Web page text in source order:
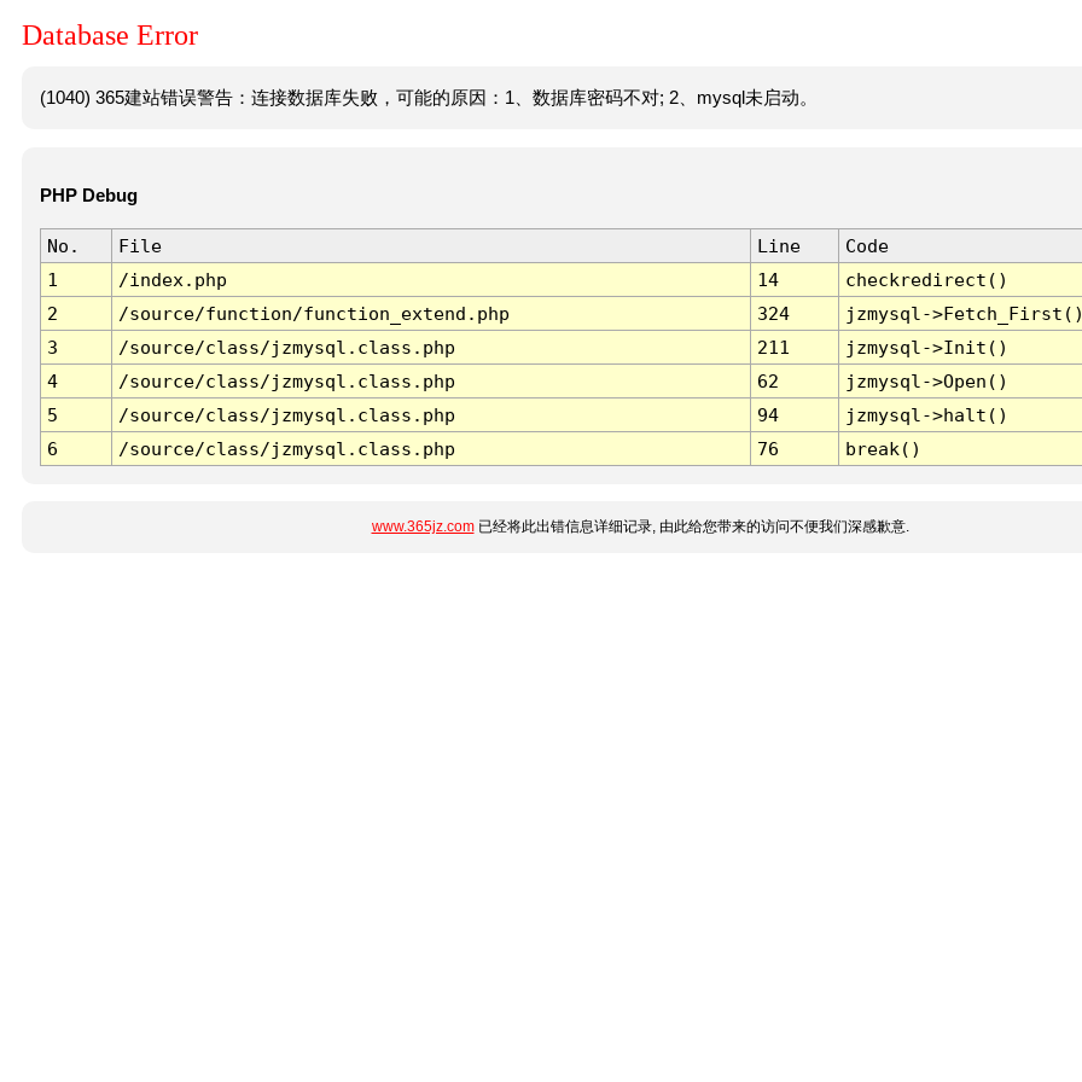
Database Error
(1040) 365建站错误警告：连接数据库失败，可能的原因：1、数据库密码不对; 2、mysql未启动。
PHP Debug
No. File Line
Code
1
/index.php 14
checkredirect()
2
/source/function/function_extend.php 324
jzmysql-
3
/source/class/jzmysql.class.php 211
jzmysql->Init()
4
/source/class/jzmysql.class.php 62
jzmysql->Open()
5
/source/class/jzmysql.class.php 94
jzmysql->halt()
6
/source/class/jzmysql.class.php 76 break()
www.365jz.com已经将此出错信息详细记录, 由此给您带来的访问不便我们深感歉意.